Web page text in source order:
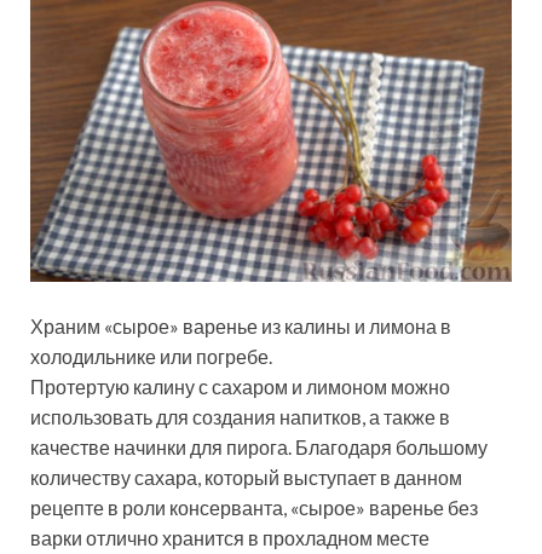
Храним «сырое» варенье из калины и лимона в
холодильнике или погребе.
Протертую калину с сахаром и лимоном можно
использовать для создания напитков, а также в
качестве начинки для пирога. Благодаря большому
количеству сахара, который выступает в данном
рецепте в роли консерванта, «сырое» варенье без
варки отлично хранится в прохладном месте